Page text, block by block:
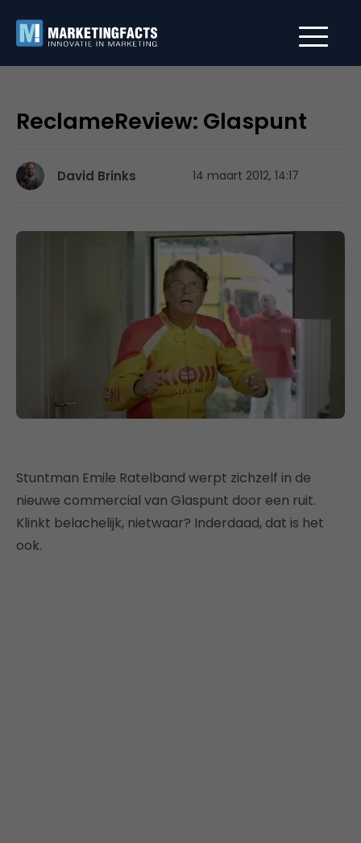
ReclameReview: Glaspunt
David Brinks 14 maart 2012, 14:17
Stuntman Emile Ratelband werpt zichzelf in de
nieuwe commercial van Glaspunt door een ruit.
Klinkt belachelijk, nietwaar? Inderdaad, dat is het
ook.